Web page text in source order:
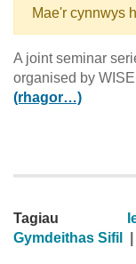
Mae'r cynnwys
A joint seminar
organised by
(rhagor…)
Tagiau
Gymdeithas Sifil